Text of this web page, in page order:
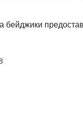
бейджики